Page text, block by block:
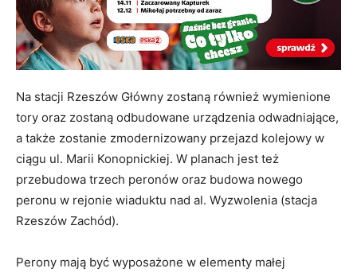
Na stacji Rzeszów Główny zostaną również wymienione
tory oraz zostaną odbudowane urządzenia odwadniające,
a także zostanie zmodernizowany przejazd kolejowy w
ciągu ul. Marii Konopnickiej. W planach jest też
przebudowa trzech peronów oraz budowa nowego
peronu w rejonie wiaduktu nad al. Wyzwolenia (stacja
Rzeszów Zachód).
Perony mają być wyposażone w elementy małej